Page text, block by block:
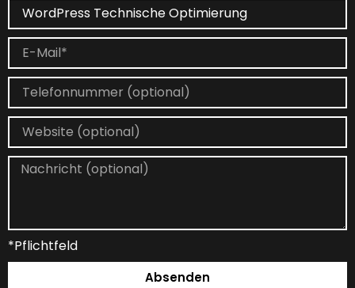
*Pflichtfeld
Absenden